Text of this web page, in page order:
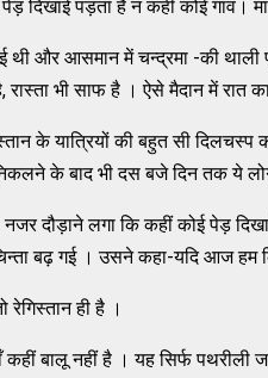
दिखाई पड़ता है न कहीं कोई गांव।
थी और आसमान में चन्द्रमा -की
रास्ता भी साफ है । ऐसे मैदान में रात
के यात्रियों की बहुत सी
के बाद भी दस बजे दिन तक ये
दौड़ाने लगा कि कहीं कोई पेड़
बढ़ गई । उसने कहा-यदि आज हम
ही है ।
कहीं बालू नहीं है । यह सिर्फ पथरीली